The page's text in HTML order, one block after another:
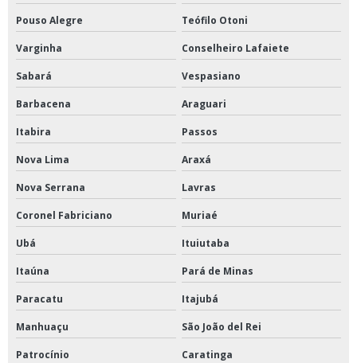
Pouso Alegre Teófilo Otoni
Varginha Conselheiro Lafaiete
Sabará Vespasiano
Barbacena Araguari
Itabira Passos
Nova Lima Araxá
Nova Serrana Lavras
Coronel Fabriciano Muriaé
Ubá Ituiutaba
Itaúna Pará de Minas
Paracatu Itajubá
Manhuaçu São João del Rei
Patrocínio Caratinga